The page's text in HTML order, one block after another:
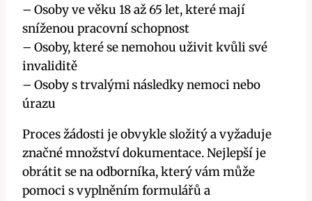
– Osoby ve věku 18 až 65 let, které mají
sníženou pracovní schopnost
– Osoby, které se nemohou uživit kvůli své
invaliditě
– Osoby s trvalými následky nemoci nebo
úrazu
Proces žádosti je obvykle složitý a vyžaduje
značné množství dokumentace. Nejlepší je
obrátit se na odborníka, který vám může
pomoci s vyplněním formulářů a